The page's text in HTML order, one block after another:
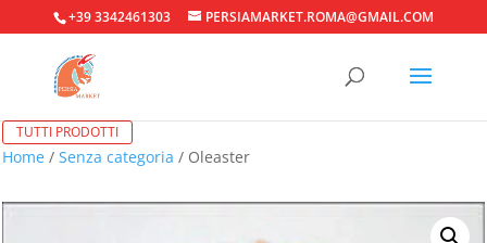
+39 3342461303 PERSIAMARKET.ROMA@GMAIL.COM
TUTTI PRODOTTI
Home / Senza categoria / Oleaster